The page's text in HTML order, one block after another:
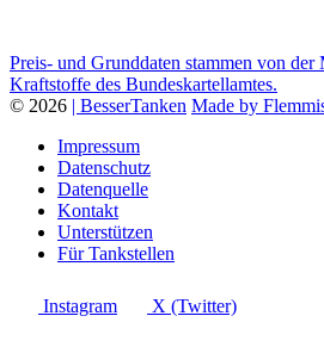
Preis- und Grunddaten stammen von der
Kraftstoffe des Bundeskartellamtes.
© 2026 | BesserTanken Made by
Impressum
Datenschutz
Datenquelle
Kontakt
Unterstützen
Für Tankstellen
Instagram X (Twitter)